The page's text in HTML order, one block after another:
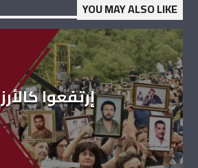
YOU MAY ALSO LIKE
إرتفعوا كالأرز